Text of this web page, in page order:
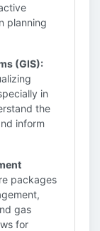
planning
(GIS):
in
the
inform
packages
gas
for